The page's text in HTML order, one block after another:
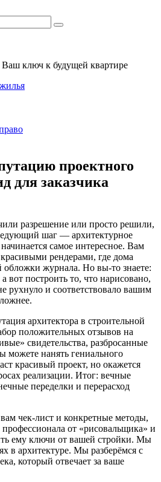
ключ к будущей квартире
проектного
для заказчика
разрешение или просто решили,
шаг — архитектурное
самое интересное. Вам
рендерами, где дома
обложки журнала. Но вы-то знаете:
вот построить то, что нарисовано,
рухнуло и соответствовало вашим
архитектора в строительной
положительных отзывов на
свидетельства, разбросанные
нанять гениального
красивый проект, но окажется
реализации. Итог: вечные
переделки и перерасход
чек-лист и конкретные методы,
от «рисовальщика» и
ему ключи от вашей стройки. Мы
в архитектуре. Мы разберёмся с
который отвечает за ваше